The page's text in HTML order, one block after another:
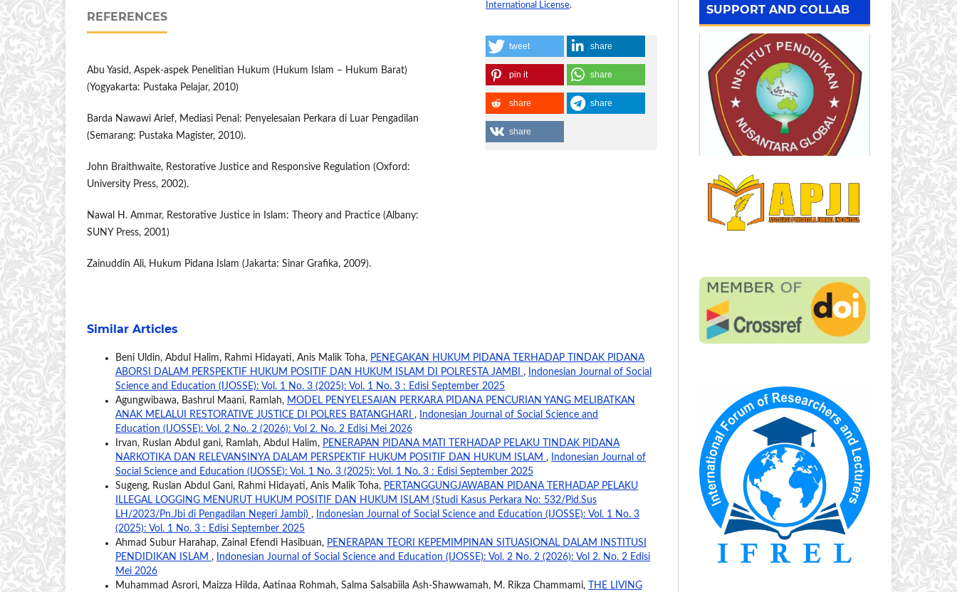
REFERENCES
Abu Yasid, Aspek-aspek Penelitian Hukum (Hukum Islam – Hukum Barat)
(Yogyakarta: Pustaka Pelajar, 2010)
Barda Nawawi Arief, Mediasi Penal: Penyelesaian Perkara di Luar Pengadilan
(Semarang: Pustaka Magister, 2010).
John Braithwaite, Restorative Justice and Responsive Regulation (Oxford:
University Press, 2002).
Nawal H. Ammar, Restorative Justice in Islam: Theory and Practice (Albany:
SUNY Press, 2001)
Zainuddin Ali, Hukum Pidana Islam (Jakarta: Sinar Grafika, 2009).
International License.
tweet share
pin it share
share share
share
Similar Articles
Beni Uldin, Abdul Halim, Rahmi Hidayati, Anis Malik Toha, PENEGAKAN HUKUM PIDANA TERHADAP TINDAK PIDANA
ABORSI DALAM PERSPEKTIF HUKUM POSITIF DAN HUKUM ISLAM DI POLRESTA JAMBI ,
Indonesian Journal of Social
Science and Education (IJOSSE): Vol. 1 No. 3 (2025): Vol. 1 No. 3 : Edisi September 2025
Agungwibawa, Bashrul Maani, Ramlah, MODEL PENYELESAIAN PERKARA PIDANA PENCURIAN YANG MELIBATKAN
ANAK MELALUI RESTORATIVE JUSTICE DI POLRES BATANGHARI ,
Indonesian Journal of Social Science and
Education (IJOSSE): Vol. 2 No. 2 (2026): Vol 2. No. 2 Edisi Mei 2026
Irvan, Ruslan Abdul gani, Ramlah, Abdul Halim, PENERAPAN PIDANA MATI TERHADAP PELAKU TINDAK PIDANA
NARKOTIKA DAN RELEVANSINYA DALAM PERSPEKTIF HUKUM POSITIF DAN HUKUM ISLAM ,
Indonesian Journal of
Social Science and Education (IJOSSE): Vol. 1 No. 3 (2025): Vol. 1 No. 3 : Edisi September 2025
Sugeng, Ruslan Abdul Gani, Rahmi Hidayati, Anis Malik Toha, PERTANGGUNGJAWABAN PIDANA TERHADAP PELAKU
ILLEGAL LOGGING MENURUT HUKUM POSITIF DAN HUKUM ISLAM (Studi Kasus Perkara No: 532/Pid.Sus
LH/2023/Pn.Jbi di Pengadilan Negeri Jambi) ,
Indonesian Journal of Social Science and Education (IJOSSE): Vol. 1 No. 3
(2025): Vol. 1 No. 3 : Edisi September 2025
Ahmad Subur Harahap, Zainal Efendi Hasibuan, PENERAPAN TEORI KEPEMIMPINAN SITUASIONAL DALAM INSTITUSI
PENDIDIKAN ISLAM ,
Indonesian Journal of Social Science and Education (IJOSSE): Vol. 2 No. 2 (2026): Vol 2. No. 2 Edisi
Mei 2026
Muhammad Asrori, Maizza Hilda, Aatinaa Rohmah, Salma Salsabiila Ash-Shawwamah, M. Rikza Chammami,
THE LIVING
SUPPORT AND COLLAB